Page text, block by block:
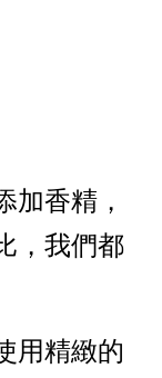
加香精，
，我們都
用精緻的